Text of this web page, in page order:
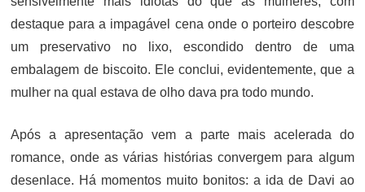
destaque para a impagável cena onde o porteiro descobre
um preservativo no lixo, escondido dentro de uma
embalagem de biscoito. Ele conclui, evidentemente, que a
mulher na qual estava de olho dava pra todo mundo.
Após a apresentação vem a parte mais acelerada do
romance, onde as várias histórias convergem para algum
desenlace. Há momentos muito bonitos: a ida de Davi ao